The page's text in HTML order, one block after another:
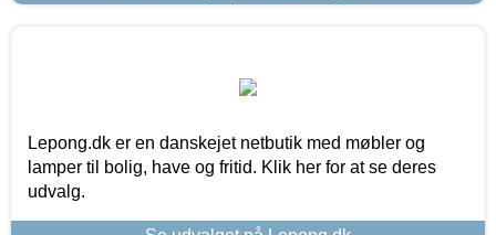
Lepong.dk er en danskejet netbutik med møbler og
lamper til bolig, have og fritid. Klik her for at se deres
udvalg.